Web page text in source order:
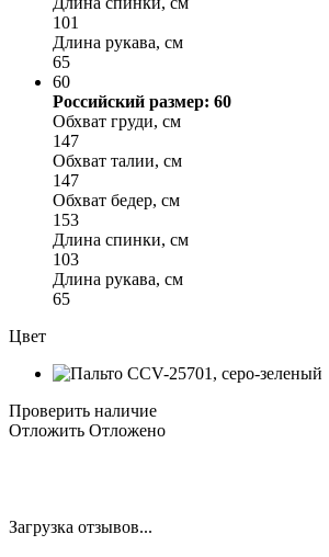
101
Длина рукава, см
65
60
Российский размер: 60
Обхват груди, см
147
Обхват талии, см
147
Обхват бедер, см
153
Длина спинки, см
103
Длина рукава, см
65
Цвет
Проверить наличие
Отложить Отложено
Загрузка отзывов...